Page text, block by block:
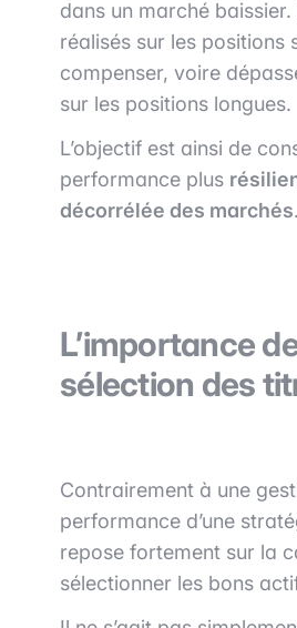
dans un marché baissier.
réalisés sur les positions
compenser, voire
sur les positions longues.
L’objectif est ainsi de
performance plus
décorrélée des marchés.
L’importance
sélection des
Contrairement à une
performance d’une
repose fortement sur la
sélectionner les bons